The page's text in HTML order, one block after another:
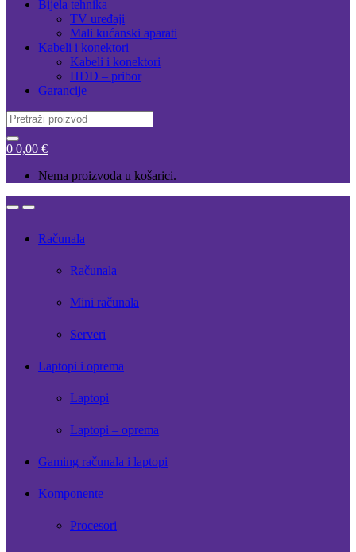
Bijela tehnika
TV uređaji
Mali kućanski aparati
Kabeli i konektori
Kabeli i konektori
HDD – pribor
Garancije
Search
for:
0 0,00 €
Nema proizvoda u košarici.
OpenClose
Računala
Računala
Mini računala
Serveri
Laptopi i oprema
Laptopi
Laptopi – oprema
Gaming računala i laptopi
Komponente
Procesori